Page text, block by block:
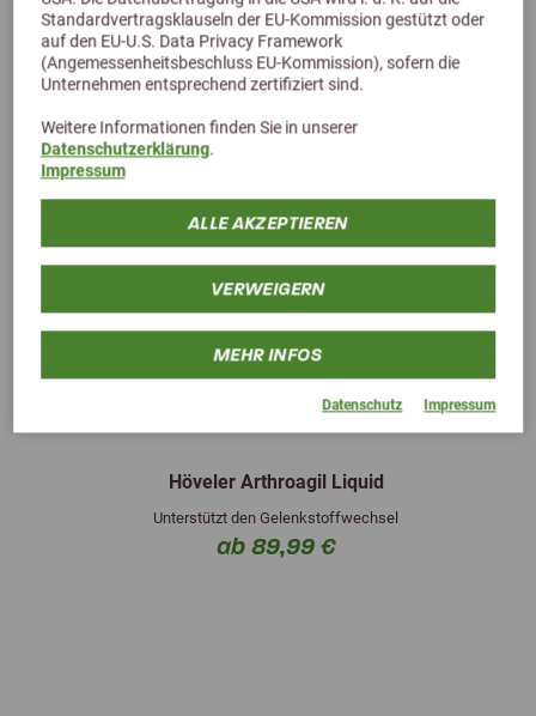
Standardvertragsklauseln der EU-Kommission gestützt oder
auf den EU-U.S. Data Privacy Framework
(Angemessenheitsbeschluss EU-Kommission), sofern die
Unternehmen entsprechend zertifiziert sind.
Weitere Informationen finden Sie in unserer
Datenschutzerklärung.
Impressum
ALLE AKZEPTIEREN
VERWEIGERN
MEHR INFOS
Datenschutz Impressum
Höveler Arthroagil Liquid
Unterstützt den Gelenkstoffwechsel
ab 89,99 €
Next